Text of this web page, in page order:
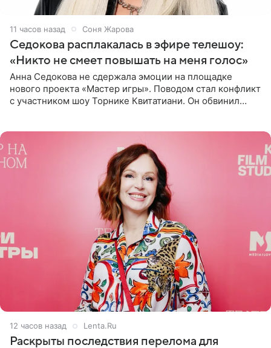
11 часов назад Соня Жарова
Седокова расплакалась в эфире телешоу:
«Никто не смеет повышать на меня голос»
Анна Седокова не сдержала эмоции на площадке
нового проекта «Мастер игры». Поводом стал конфликт
с участником шоу Торнике Квитатиани. Он обвинил
12 часов назад Lenta.Ru
Раскрыты последствия перелома для